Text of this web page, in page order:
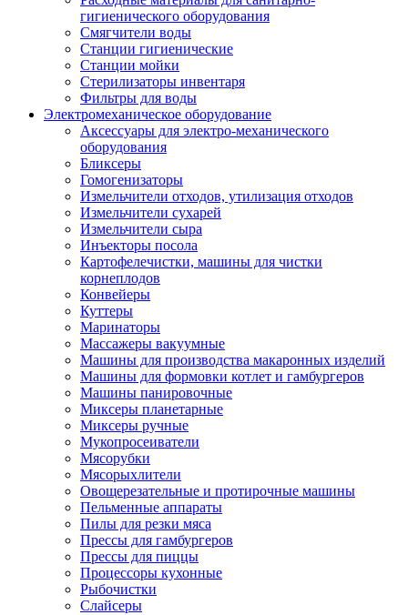
гигиенического оборудования
Смягчители воды
Станции гигиенические
Станции мойки
Стерилизаторы инвентаря
Фильтры для воды
Электромеханическое оборудование
Аксессуары для электро-механического
оборудования
Бликсеры
Гомогенизаторы
Измельчители отходов, утилизация отходов
Измельчители сухарей
Измельчители сыра
Инъекторы посола
Картофелечистки, машины для чистки
корнеплодов
Конвейеры
Куттеры
Маринаторы
Массажеры вакуумные
Машины для производства макаронных изделий
Машины для формовки котлет и гамбургеров
Машины панировочные
Миксеры планетарные
Миксеры ручные
Мукопросеиватели
Мясорубки
Мясорыхлители
Овощерезательные и протирочные машины
Пельменные аппараты
Пилы для резки мяса
Прессы для гамбургеров
Прессы для пиццы
Процессоры кухонные
Рыбочистки
Слайсеры